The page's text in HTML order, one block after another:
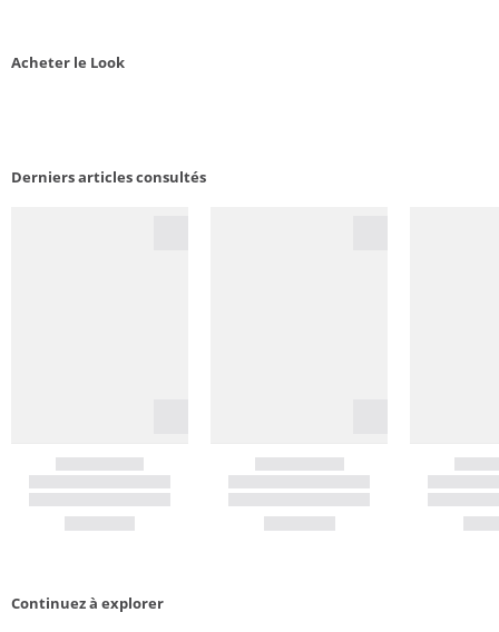
Acheter le Look
Derniers articles consultés
Continuez à explorer